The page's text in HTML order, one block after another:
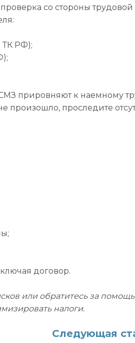
проверка со стороны трудовой
ТК РФ);
прировняют к наемному
произошло, проследите
договор.
или обратитесь за
налоги.
Следующая